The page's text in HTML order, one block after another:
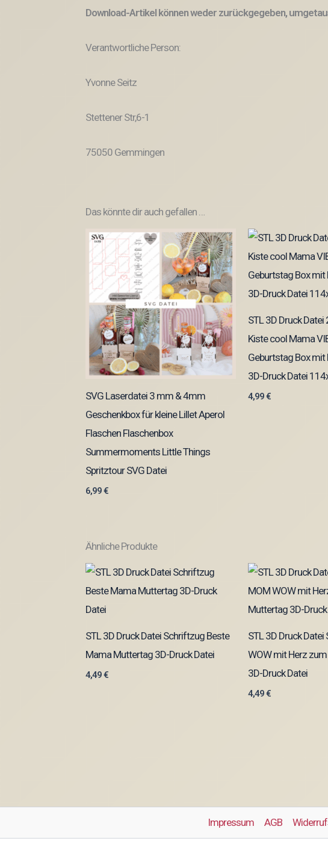
Download-Artikel können weder zurückgegeben,
Verantwortliche Person:
Yvonne Seitz
Stettener Str,6-1
75050 Gemmingen
Das könnte dir auch gefallen …
SVG Laserdatei 3 mm & 4mm
Geschenkbox für kleine Lillet Aperol
Flaschen Flaschenbox
Summermoments Little Things
Spritztour SVG Datei
6,99€
STL 3D Druck Datei
Kiste cool Mama
Geburtstag Box mit
3D-Druck Datei
4,99€
Ähnliche Produkte
STL 3D Druck Datei Schriftzug Beste
Mama Muttertag 3D-Druck Datei
4,49€
STL 3D Druck
WOW mit Herz
3D-Druck Datei
4,49€
Impressum AGB